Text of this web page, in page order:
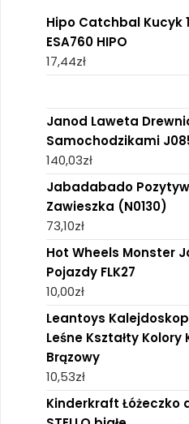
Hipo Catchbal Kucyk
ESA760 HIPO
17,44zł
Janod Laweta
Samochodzikami
140,03zł
Jabadabado
Zawieszka (N0130)
73,10zł
Hot Wheels Monster
Pojazdy FLK27
10,00zł
Leantoys
Leśne Kształty Kolory
Brązowy
10,53zł
Kinderkraft Łóżeczko